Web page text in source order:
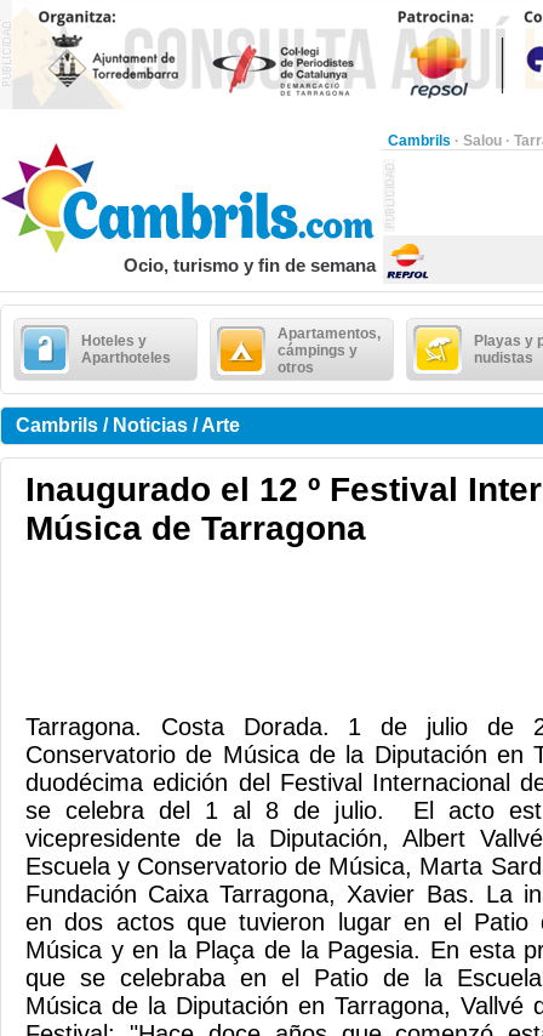
Cambrils · Salou ·
Ocio, turismo y fin de semana
Hoteles y
Aparthoteles
Apartamentos,
cámpings y
otros
Playas y
nudistas
Cambrils / Noticias / Arte
Inaugurado el 12 º Festival
Música de Tarragona
Tarragona. Costa Dorada. 1 de julio de
Conservatorio de Música de la Diputación en
duodécima edición del Festival Internacional
se celebra del 1 al 8 de julio. El acto
vicepresidente de la Diputación, Albert
Escuela y Conservatorio de Música, Marta
Fundación Caixa Tarragona, Xavier Bas. La
en dos actos que tuvieron lugar en el Patio
Música y en la Plaça de la Pagesia. En esta
que se celebraba en el Patio de la
Música de la Diputación en Tarragona, Vallvé